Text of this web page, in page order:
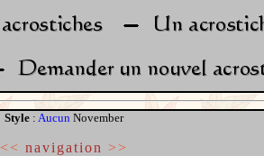
Style : Aucun November
<< navigation >>